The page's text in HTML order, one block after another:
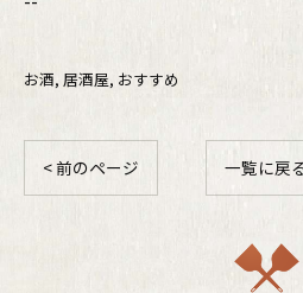
お酒 居酒屋 おすすめ
< 前のページ 一覧に戻